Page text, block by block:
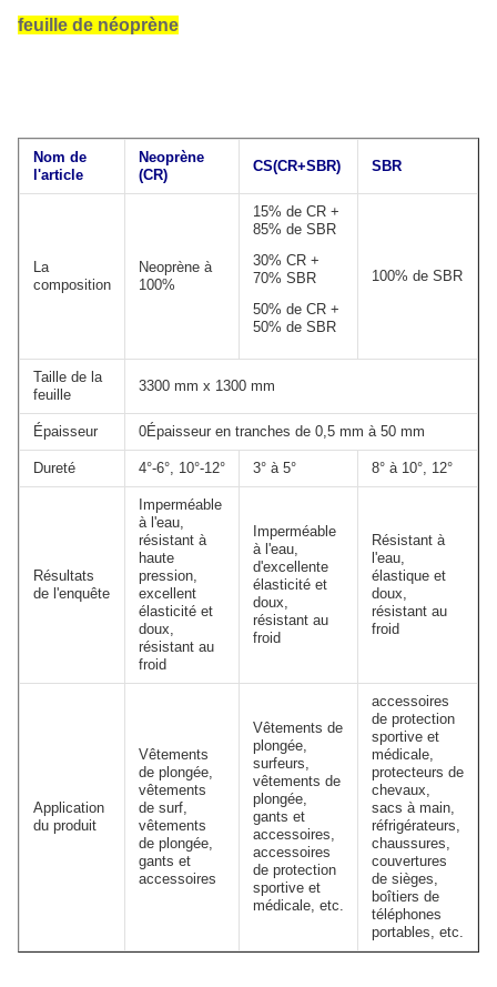
feuille de néoprène
Nom de
l'article
Neoprène
(CR)
CS(CR+SBR) SBR
La
composition
Neoprène à
100%
15% de CR +
85% de SBR
30% CR +
70% SBR
50% de CR +
50% de SBR
100% de SBR
Taille de la
feuille
3300 mm x 1300 mm
Épaisseur 0Épaisseur en tranches de 0,5 mm à 50 mm
Dureté 4°-6°, 10°-12° 3° à 5° 8° à 10°, 12°
Résultats
de l'enquête
Imperméable
à l'eau,
résistant à
haute
pression,
excellent
élasticité et
doux,
résistant au
froid
Imperméable
à l'eau,
d'excellente
élasticité et
doux,
résistant au
froid
Résistant à
l'eau,
élastique et
doux,
résistant au
froid
Application
du produit
Vêtements
de plongée,
vêtements
de surf,
vêtements
de plongée,
gants et
accessoires
Vêtements de
plongée,
surfeurs,
vêtements de
plongée,
gants et
accessoires,
accessoires
de protection
sportive et
médicale, etc.
accessoires
de protection
sportive et
médicale,
protecteurs de
chevaux,
sacs à main,
réfrigérateurs,
chaussures,
couvertures
de sièges,
boîtiers de
téléphones
portables, etc.